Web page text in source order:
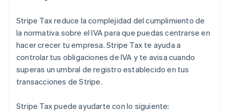
Stripe Tax reduce la complejidad del cumplimiento de
la normativa sobre el IVA para que puedas centrarse en
hacer crecer tu empresa. Stripe Tax te ayuda a
controlar tus obligaciones de IVA y te avisa cuando
superas un umbral de registro establecido en tus
transacciones de Stripe.
Stripe Tax puede ayudarte con lo siguiente: